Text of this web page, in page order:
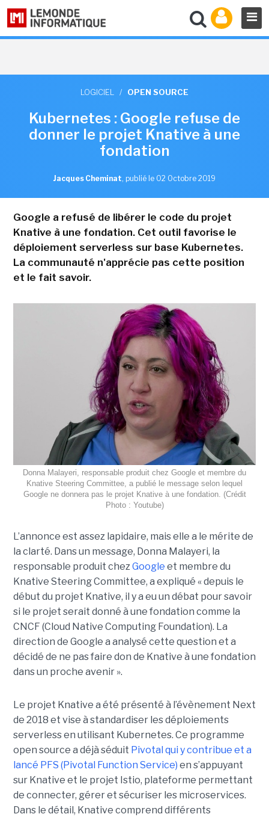
LOGICIEL / OPEN SOURCE
Kubernetes : Google refuse de
donner le projet Knative à une
fondation
Jacques Cheminat, publié le 02 Octobre 2019
Google a refusé de libérer le code du projet
Knative à une fondation. Cet outil favorise le
déploiement serverless sur base Kubernetes.
La communauté n'apprécie pas cette position
et le fait savoir.
Donna Malayeri, responsable produit chez Google et membre du
Knative Steering Committee, a publié le message selon lequel
Google ne donnera pas le projet Knative à une fondation. (Crédit
Photo : Youtube)
L’annonce est assez lapidaire, mais elle a le mérite de
la clarté. Dans un message, Donna Malayeri, la
responsable produit chezGoogle et membre du
Knative Steering Committee, a expliqué « depuis le
début du projet Knative, il y a eu un débat pour savoir
si le projet serait donné à une fondation comme la
CNCF (Cloud Native Computing Foundation). La
direction de Google a analysé cette question et a
décidé de ne pas faire don de Knative à une fondation
dans un proche avenir ».
Le projet Knative a été présenté à l’évènement Next
de 2018 et vise à standardiser les déploiements
serverless en utilisant Kubernetes. Ce programme
open source a déjà séduit Pivotal qui y contribue et a
lancé PFS (Pivotal Function Service) en s’appuyant
sur Knative et le projet Istio, plateforme permettant
de connecter, gérer et sécuriser les microservices.
Dans le détail, Knative comprend différents